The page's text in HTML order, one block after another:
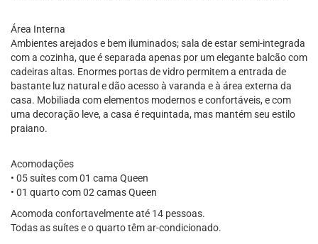
Área Interna
Ambientes arejados e bem iluminados; sala de estar semi-integrada
com a cozinha, que é separada apenas por um elegante balcão com
cadeiras altas. Enormes portas de vidro permitem a entrada de
bastante luz natural e dão acesso à varanda e à área externa da
casa. Mobiliada com elementos modernos e confortáveis, e com
uma decoração leve, a casa é requintada, mas mantém seu estilo
praiano.
Acomodações
• 05 suítes com 01 cama Queen
• 01 quarto com 02 camas Queen
Acomoda confortavelmente até 14 pessoas.
Todas as suítes e o quarto têm ar-condicionado.